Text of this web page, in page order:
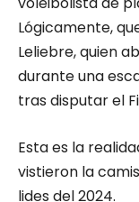
Lógicamente,
Leliebre, quien
durante una
tras disputar el
Esta es la
vistieron la
lides del 2024.